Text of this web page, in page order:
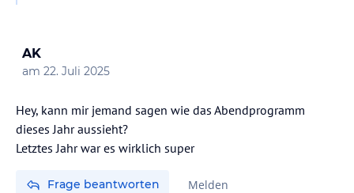
AK
am 22. Juli 2025
Hey, kann mir jemand sagen wie das Abendprogramm
dieses Jahr aussieht?
Letztes Jahr war es wirklich super
Frage beantworten Melden